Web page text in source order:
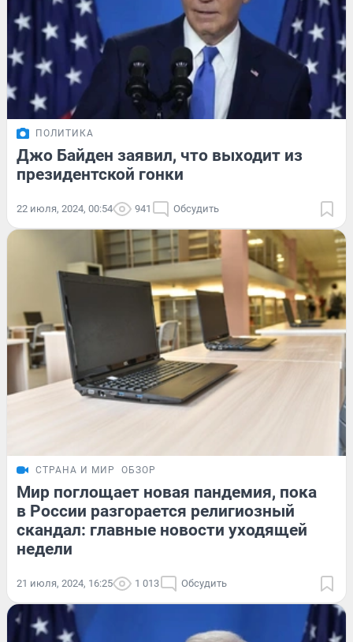
ПОЛИТИКА
Джо Байден заявил, что выходит из
президентской гонки
22 июля, 2024, 00:54 941 Обсудить
СТРАНА И МИР ОБЗОР
Мир поглощает новая пандемия, пока
в России разгорается религиозный
скандал: главные новости уходящей
недели
21 июля, 2024, 16:25 1 013 Обсудить